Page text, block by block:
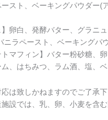
スト、ベーキングパウダー(
】卵白、発酵バター、グラニ
ニラペースト、ベーキングパ
トマフィン】バター粉砂糖、
ム、はちみつ、ラム酒、塩、
は致しかねますのでご了承下
設では、乳、卵、小麦を含む